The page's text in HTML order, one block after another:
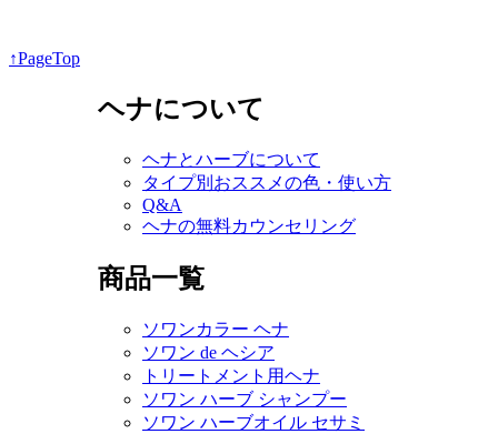
↑PageTop
ヘナについて
ヘナとハーブについて
タイプ別おススメの色・使い方
Q&A
ヘナの無料カウンセリング
商品一覧
ソワンカラー ヘナ
ソワン de ヘシア
トリートメント用ヘナ
ソワン ハーブ シャンプー
ソワン ハーブオイル セサミ